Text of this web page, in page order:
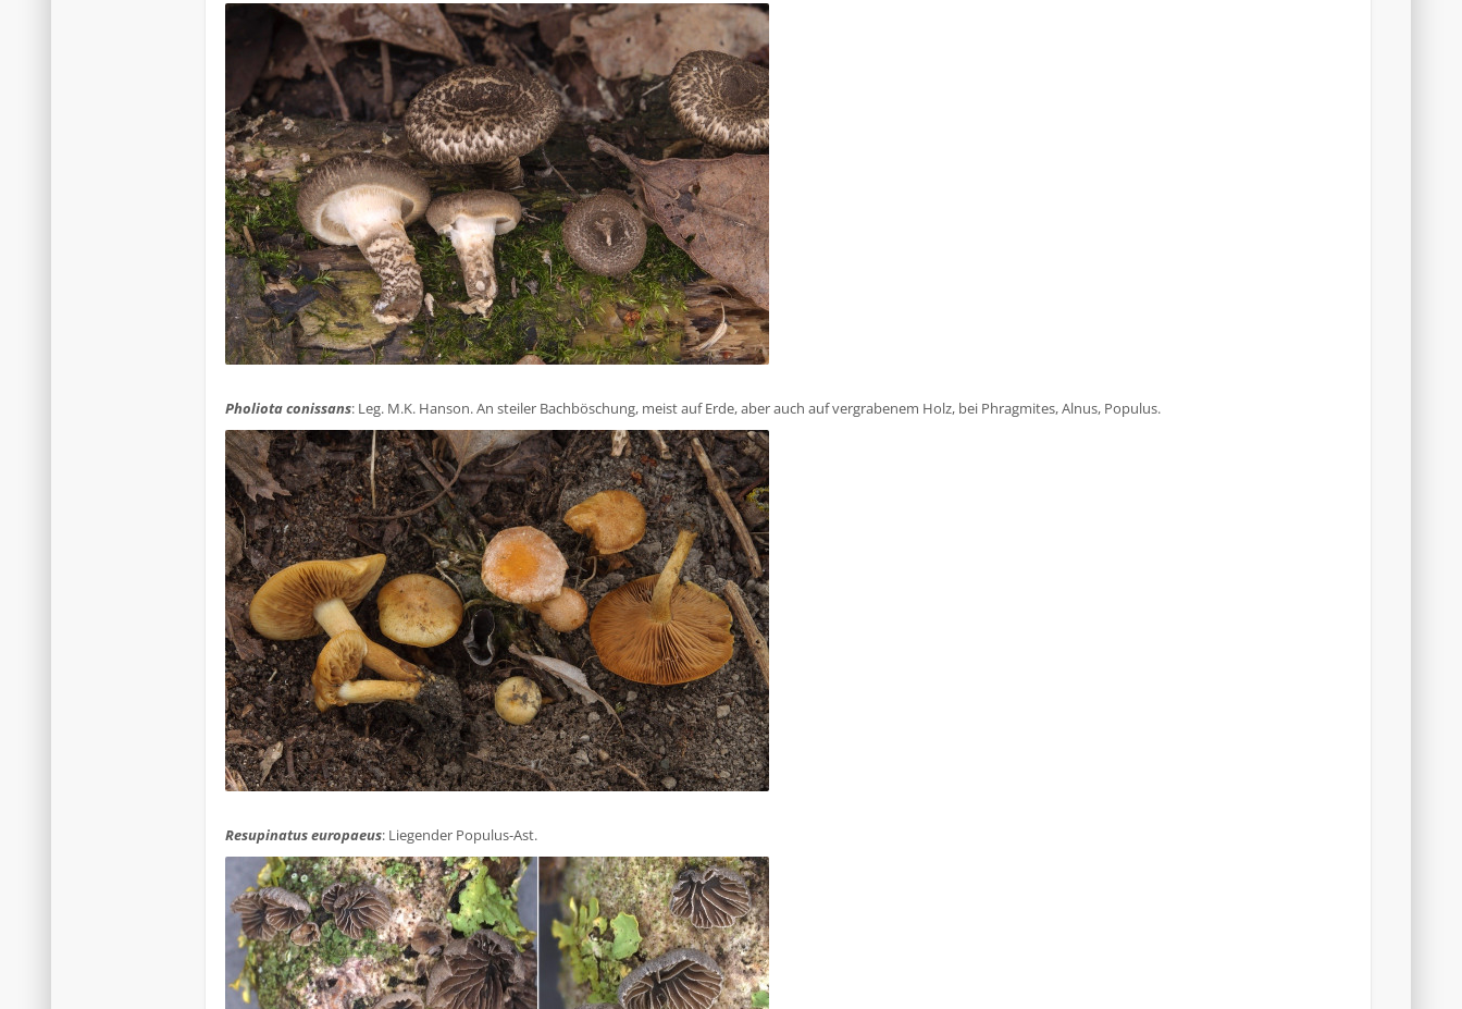
Pholiota conissans: Leg. M.K. Hanson. An steiler Bachböschung, meist auf Erde, aber auch auf vergrabenem Holz, bei Phragmites, Alnus, Populus.
Resupinatus europaeus: Liegender Populus-Ast.